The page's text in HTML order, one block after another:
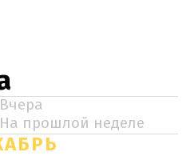
Вчера
На прошлой неделе